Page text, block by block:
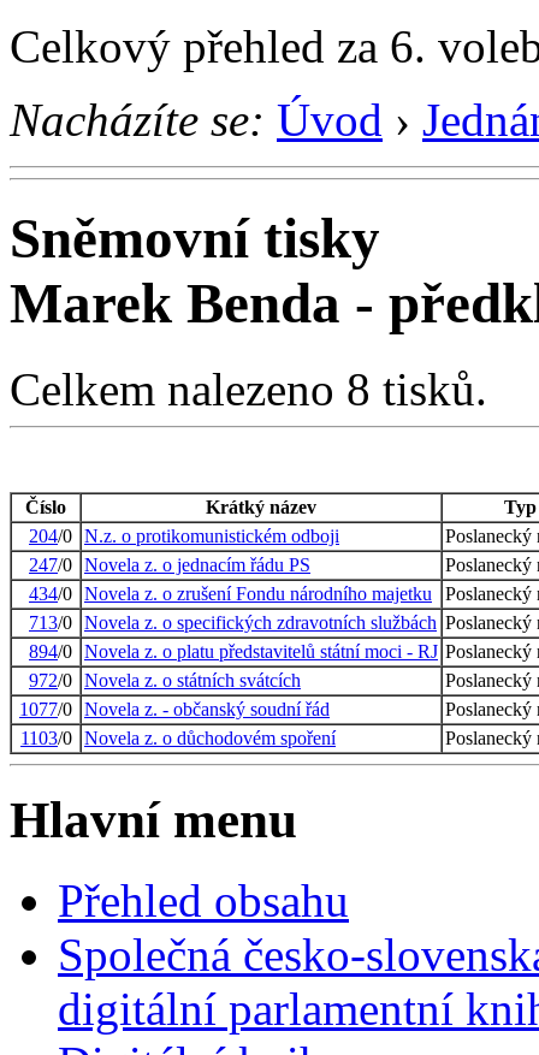
Celkový přehled za 6.
Nacházíte se: Úvod ›
Sněmovní tisky
Marek Benda -
Celkem nalezeno 8 tisků.
Číslo Krátký název
204/0 N.z. o protikomunistickém odboji
Poslanecký
247/0 Novela z. o jednacím řádu PS
Poslanecký
434/0 Novela z. o zrušení Fondu národního majetku
Poslanecký
713/0 Novela z. o specifických zdravotních službách Poslanecký
894/0 Novela z. o platu představitelů státní moci - RJ Poslanecký
972/0 Novela z. o státních svátcích
Poslanecký
1077/0 Novela z. - občanský soudní řád
Poslanecký
1103/0 Novela z. o důchodovém spoření Poslanecký
Hlavní menu
Přehled obsahu
Společná česko-
digitální parlamentní